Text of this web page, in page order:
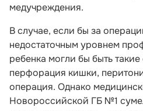
медучреждения.
В случае, если бы за
недостаточным уровнем
ребенка могли бы быть
перфорация кишки,
операция. Однако
Новороссийской ГБ №1